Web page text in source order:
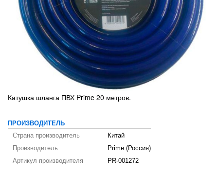
Катушка шланга ПВХ Prime 20 метров.
ПРОИЗВОДИТЕЛЬ
Страна производитель
Китай
Производитель
Prime (Россия)
Артикул производителя
PR-001272